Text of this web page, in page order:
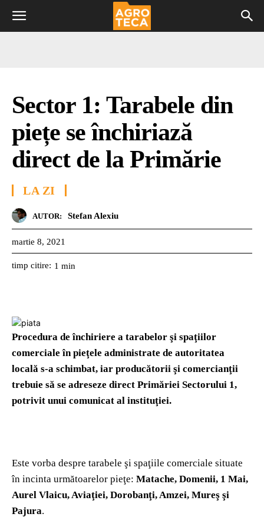
Sector 1: Tarabele din
piețe se închiriază
direct de la Primărie
LA ZI
AUTOR: Stefan Alexiu
martie 8, 2021
timp citire: 1 min
Procedura de închiriere a tarabelor şi spaţiilor
comerciale în pieţele administrate de autoritatea
locală s-a schimbat, iar producătorii şi comercianţii
trebuie să se adreseze direct Primăriei Sectorului 1,
potrivit unui comunicat al instituţiei.
Este vorba despre tarabele şi spaţiile comerciale situate
în incinta următoarelor pieţe: Matache, Domenii, 1 Mai,
Aurel Vlaicu, Aviaţiei, Dorobanţi, Amzei, Mureş şi
Pajura.